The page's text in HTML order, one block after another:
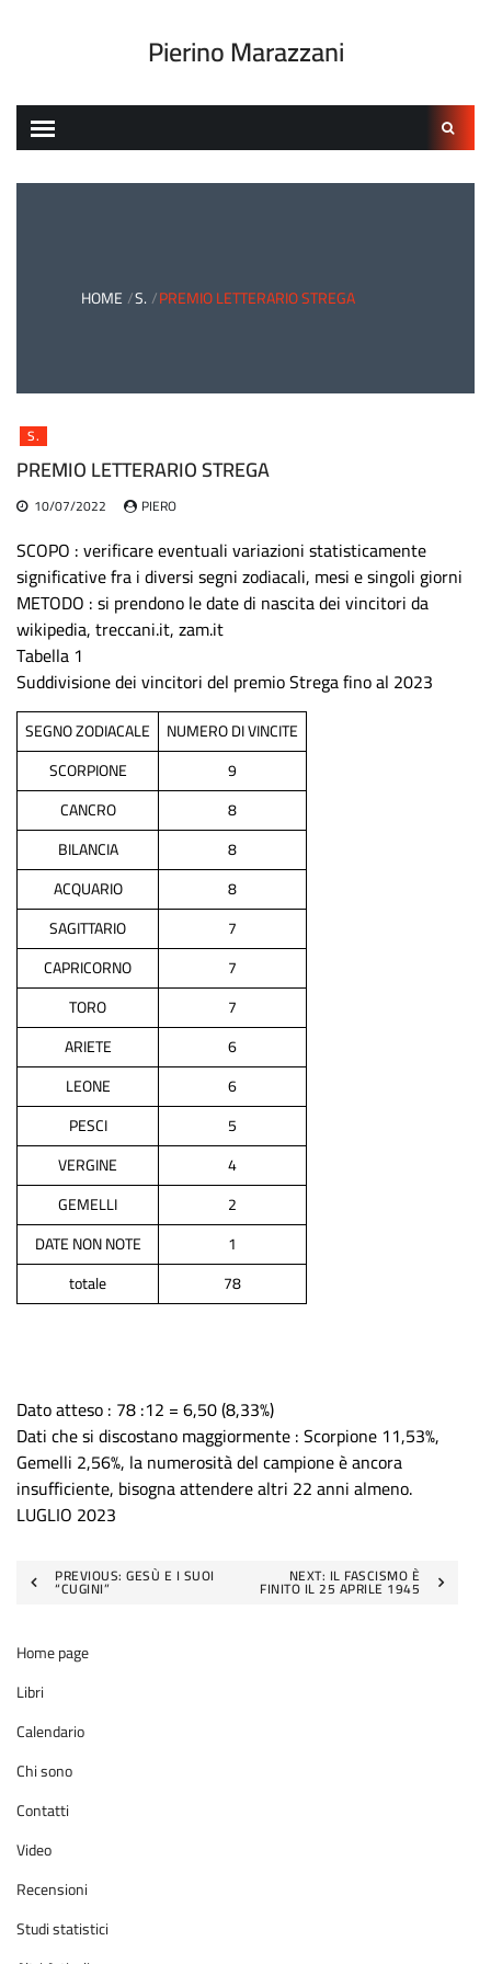
Pierino Marazzani
Ricerca
HOME S. PREMIO LETTERARIO STREGA
S.
PREMIO LETTERARIO STREGA
10/07/2022 PIERO
SCOPO : verificare eventuali variazioni statisticamente
significative fra i diversi segni zodiacali, mesi e singoli giorni
METODO : si prendono le date di nascita dei vincitori da
wikipedia, treccani.it, zam.it
Tabella 1
Suddivisione dei vincitori del premio Strega fino al 2023
SEGNO ZODIACALE
NUMERO DI VINCITE
SCORPIONE
9
CANCRO
8
BILANCIA
8
ACQUARIO
8
SAGITTARIO
7
CAPRICORNO
7
TORO
7
ARIETE
6
LEONE
6
PESCI
5
VERGINE
4
GEMELLI
2
DATE NON NOTE
1
totale
78
Dato atteso : 78 :12 = 6,50 (8,33%)
Dati che si discostano maggiormente : Scorpione 11,53%,
Gemelli 2,56%, la numerosità del campione è ancora
insufficiente, bisogna attendere altri 22 anni almeno.
LUGLIO 2023
Navigazione
PREVIOUS: GESÙ E I SUOI
“CUGINI”
NEXT: IL FASCISMO È
FINITO IL 25 APRILE 1945
Home page
Libri
Calendario
Chi sono
Contatti
Video
Recensioni
Studi statistici